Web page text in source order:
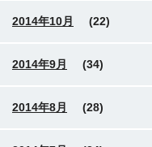
2014年10月 (22)
2014年9月 (34)
2014年8月 (28)